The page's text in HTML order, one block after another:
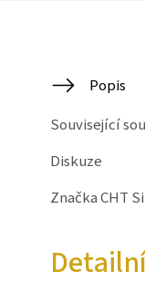
Popis
Související
Diskuze
ZnačkaCHT